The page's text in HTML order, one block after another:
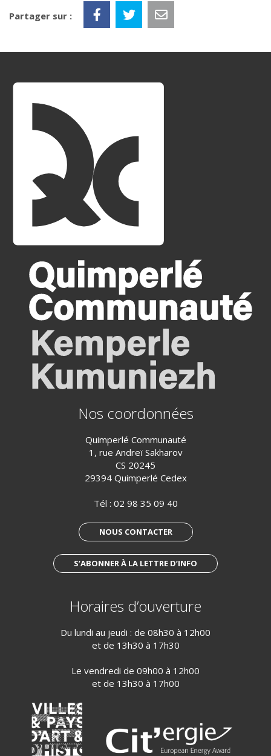
Partager sur :
Nos coordonnées
Quimperlé Communauté
1, rue Andreï Sakharov
CS 20245
29394 Quimperlé Cedex
Tél : 02 98 35 09 40
NOUS CONTACTER
S’ABONNER À LA LETTRE D’INFO
Horaires d’ouverture
Du lundi au jeudi : de 08h30 à 12h00
et de 13h30 à 17h30
Le vendredi de 09h00 à 12h00
et de 13h30 à 17h00